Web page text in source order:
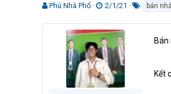
T
r
Phú Nhà Phố
N
à
y
g
ử
2/1/21
k
bán
Bán
Kết